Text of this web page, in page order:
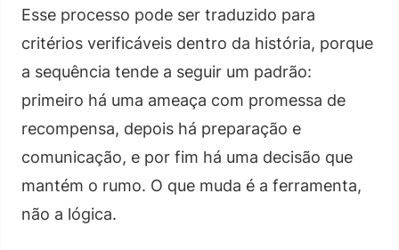
Esse processo pode ser traduzido para
critérios verificáveis dentro da história, porque
a sequência tende a seguir um padrão:
primeiro há uma ameaça com promessa de
recompensa, depois há preparação e
comunicação, e por fim há uma decisão que
mantém o rumo. O que muda é a ferramenta,
não a lógica.